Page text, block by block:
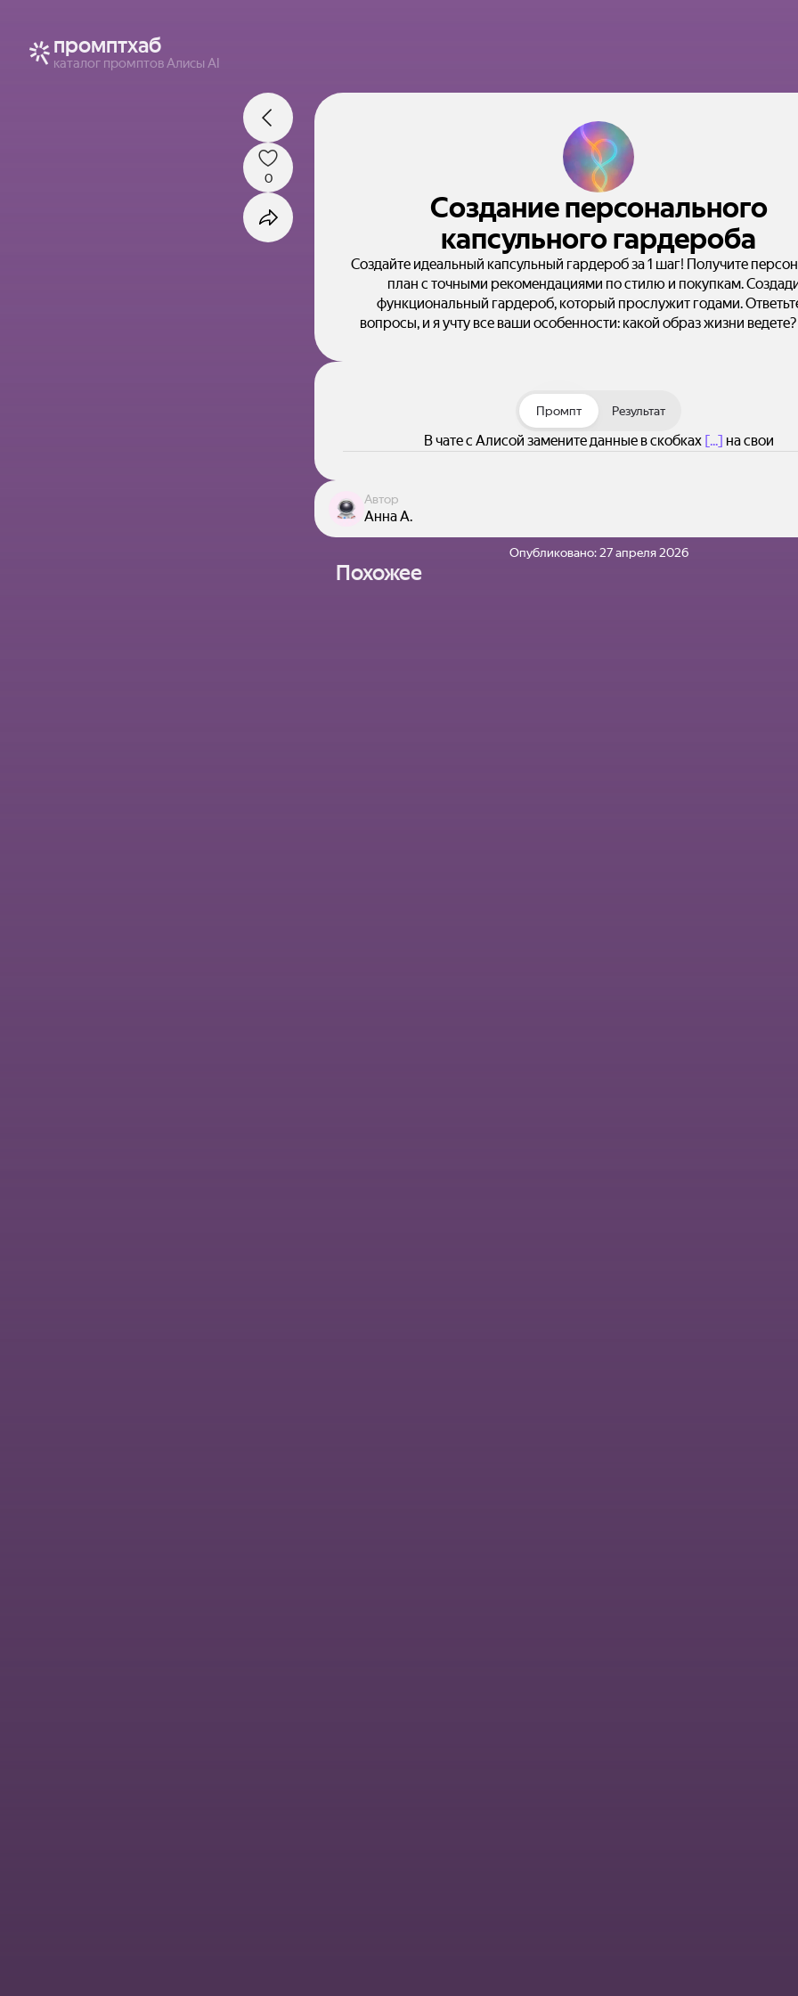
промптхаб
каталог промптов Алисы AI
Создание персонального
капсульного гардероба
Создайте идеальный капсульный гардероб за 1 шаг! Получите
план с точными рекомендациями по стилю и покупкам.
функциональный гардероб, который прослужит годами.
вопросы, и я учту все ваши особенности: какой образ жизни
0
Промпт Результат
В чате с Алисой замените данные в скобках [...] на свои
Автор
Анна А.
Опубликовано:27 апреля 2026
Похожее